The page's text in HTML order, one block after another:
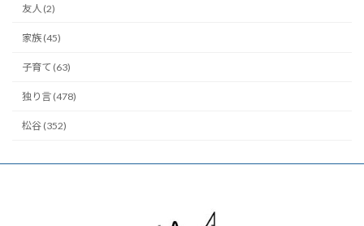
友人 (2)
家族 (45)
子育て (63)
独り言 (478)
松谷 (352)